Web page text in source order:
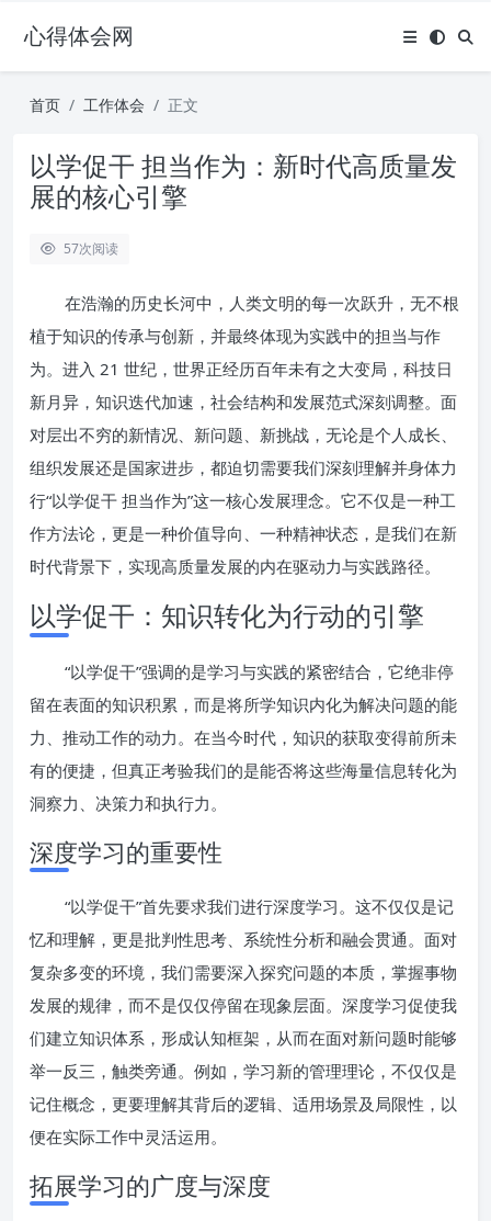
心得体会网
首页 工作体会 正文
以学促干 担当作为：新时代高质量发
展的核心引擎
57次阅读
在浩瀚的历史长河中，人类文明的每一次跃升，无不根
植于知识的传承与创新，并最终体现为实践中的担当与作
为。进入 21 世纪，世界正经历百年未有之大变局，科技日
新月异，知识迭代加速，社会结构和发展范式深刻调整。面
对层出不穷的新情况、新问题、新挑战，无论是个人成长、
组织发展还是国家进步，都迫切需要我们深刻理解并身体力
行“以学促干 担当作为”这一核心发展理念。它不仅是一种工
作方法论，更是一种价值导向、一种精神状态，是我们在新
时代背景下，实现高质量发展的内在驱动力与实践路径。
以学促干：知识转化为行动的引擎
“以学促干”强调的是学习与实践的紧密结合，它绝非停
留在表面的知识积累，而是将所学知识内化为解决问题的能
力、推动工作的动力。在当今时代，知识的获取变得前所未
有的便捷，但真正考验我们的是能否将这些海量信息转化为
洞察力、决策力和执行力。
深度学习的重要性
“以学促干”首先要求我们进行深度学习。这不仅仅是记
忆和理解，更是批判性思考、系统性分析和融会贯通。面对
复杂多变的环境，我们需要深入探究问题的本质，掌握事物
发展的规律，而不是仅仅停留在现象层面。深度学习促使我
们建立知识体系，形成认知框架，从而在面对新问题时能够
举一反三，触类旁通。例如，学习新的管理理论，不仅仅是
记住概念，更要理解其背后的逻辑、适用场景及局限性，以
便在实际工作中灵活运用。
拓展学习的广度与深度